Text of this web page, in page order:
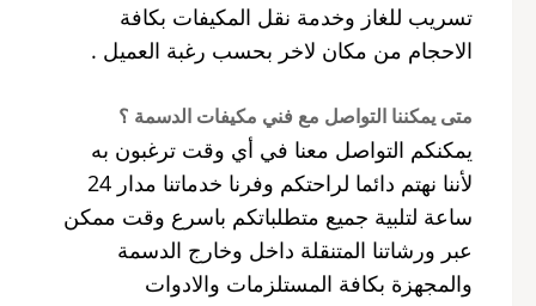
تسريب للغاز وخدمة نقل المكيفات بكافة
الاحجام من مكان لاخر بحسب رغبة العميل .
متى يمكننا التواصل مع فني مكيفات الدسمة ؟
يمكنكم التواصل معنا في أي وقت ترغبون به
لأننا نهتم دائما لراحتكم وفرنا خدماتنا مدار 24
ساعة لتلبية جميع متطلباتكم باسرع وقت ممكن
عبر ورشاتنا المتنقلة داخل وخارج الدسمة
والمجهزة بكافة المستلزمات والادوات